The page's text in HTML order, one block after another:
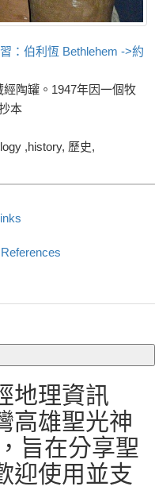
：伯利恆 Bethlehem ->約
陶罐。1947年因一個牧
本
,history, 歷史,
地理資訊
高雄聖光神
旨在分享聖
迎使用並支